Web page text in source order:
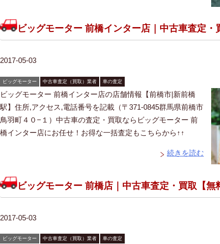
ビッグモーター 前橋インター店｜中古車査定・
2017-05-03
ビッグモーター 中古車査定（買取）業者 車の査定
ビッグモーター 前橋インター店の店舗情報【前橋市|新前橋
駅】住所,アクセス,電話番号を記載（〒371-0845群馬県前橋市
鳥羽町４０−１）中古車の査定・買取ならビッグモーター 前
橋インター店にお任せ！お得な一括査定もこちらから↑↑
続きを読む
ビッグモーター 前橋店｜中古車査定・買取【無
2017-05-03
ビッグモーター 中古車査定（買取）業者 車の査定